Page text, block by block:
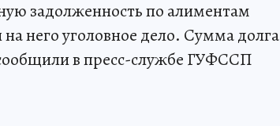
задолженность по алиментам
него уголовное дело. Сумма долга
в пресс-службе ГУФССП